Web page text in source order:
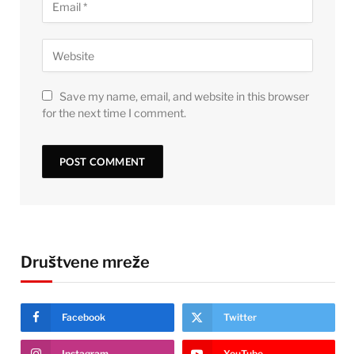
Save my name, email, and website in this browser
for the next time I comment.
Društvene mreže
Facebook Twitter